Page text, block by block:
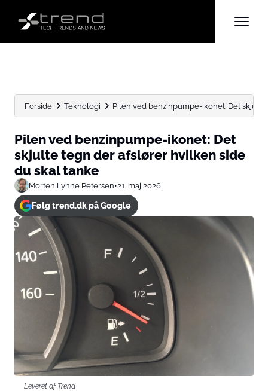
Forside Teknologi Pilen ved benzinpumpe-ikonet: Det
Pilen ved benzinpumpe-ikonet: Det
skjulte tegn der afslører hvilken side
du skal tanke
Morten Lyhne Petersen•21. maj 2026
Følg trend.dk på Google
Leveret af Trend